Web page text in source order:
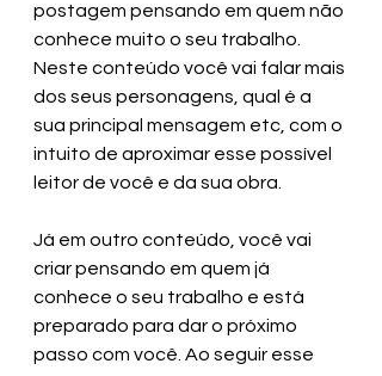
postagem pensando em quem não
conhece muito o seu trabalho.
Neste conteúdo você vai falar mais
dos seus personagens, qual é a
sua principal mensagem etc, com o
intuito de aproximar esse possível
leitor de você e da sua obra.
Já em outro conteúdo, você vai
criar pensando em quem já
conhece o seu trabalho e está
preparado para dar o próximo
passo com você. Ao seguir esse